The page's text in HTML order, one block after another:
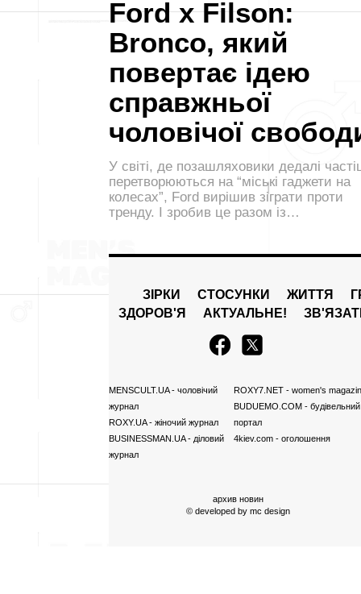
Ford x Filson:
Bronco, який
повертає ідею
справжньої
чоловічої
У світі, де позашляховики дедалі
перетворюються на “міські гаджети на
колесах”, Ford вирішив зіграти проти
тренду. І зробив це разом із…
ЗІРКИ СТОСУНКИ ЖИТТЯ
ЗДОРОВ'Я
АКТУАЛЬНЕ!
MENSCULT.UA- чоловічий
журнал
ROXY.UA- жіночий журнал
BUSINESSMAN.UA- діловий
журнал
ROXY7.NET- women's
BUDUEMO.COM- будівельний
портал
4kiev.com- оголошення
архив новин
© developed by mc design